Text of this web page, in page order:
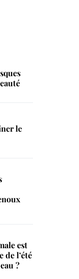
le
est
de l’été
?